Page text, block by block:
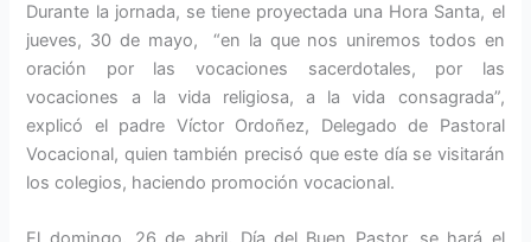
Durante la jornada, se tiene proyectada una Hora Santa, el
jueves, 30 de mayo, “en la que nos uniremos todos en
oración por las vocaciones sacerdotales, por las
vocaciones a la vida religiosa, a la vida consagrada”,
explicó el padre Víctor Ordoñez, Delegado de Pastoral
Vocacional, quien también precisó que este día se visitarán
los colegios, haciendo promoción vocacional.